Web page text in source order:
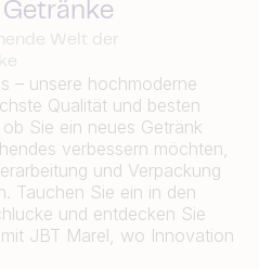
Welt der
– unsere hochmoderne
Qualität und besten
Sie ein neues Getränk
verbessern möchten,
und Verpackung
Tauchen Sie ein in den
und entdecken Sie
JBT Marel, wo Innovation